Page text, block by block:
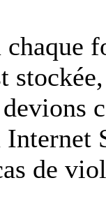
de